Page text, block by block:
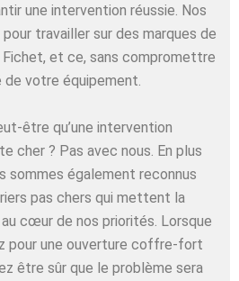
une intervention réussie. Nos
travailler sur des marques de
et ce, sans compromettre
de votre équipement.
être qu’une intervention
cher ? Pas avec nous. En plus
sommes également reconnus
pas chers qui mettent la
cœur de nos priorités. Lorsque
pour une ouverture coffre-fort
être sûr que le problème sera